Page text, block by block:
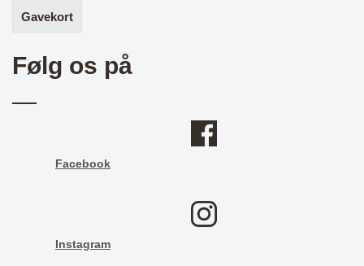
Gavekort
Følg os på
Facebook
Instagram